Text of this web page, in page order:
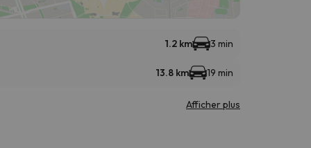
1.2 km 3 min
13.8 km 19 min
Afficher plus